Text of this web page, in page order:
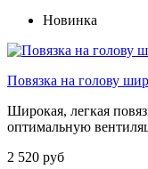
Новинка
Повязка на голову
Широкая, легкая
оптимальную
2 520 руб